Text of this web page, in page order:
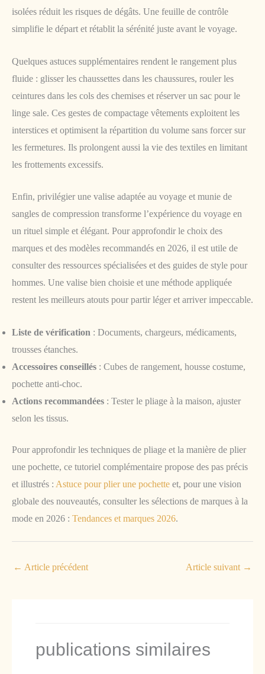
isolées réduit les risques de dégâts. Une feuille de contrôle
simplifie le départ et rétablit la sérénité juste avant le voyage.
Quelques astuces supplémentaires rendent le rangement plus
fluide : glisser les chaussettes dans les chaussures, rouler les
ceintures dans les cols des chemises et réserver un sac pour le
linge sale. Ces gestes de compactage vêtements exploitent les
interstices et optimisent la répartition du volume sans forcer sur
les fermetures. Ils prolongent aussi la vie des textiles en limitant
les frottements excessifs.
Enfin, privilégier une valise adaptée au voyage et munie de
sangles de compression transforme l’expérience du voyage en
un rituel simple et élégant. Pour approfondir le choix des
marques et des modèles recommandés en 2026, il est utile de
consulter des ressources spécialisées et des guides de style pour
hommes. Une valise bien choisie et une méthode appliquée
restent les meilleurs atouts pour partir léger et arriver impeccable.
Liste de vérification : Documents, chargeurs, médicaments,
trousses étanches.
Accessoires conseillés : Cubes de rangement, housse costume,
pochette anti-choc.
Actions recommandées : Tester le pliage à la maison, ajuster
selon les tissus.
Pour approfondir les techniques de pliage et la manière de plier
une pochette, ce tutoriel complémentaire propose des pas précis
et illustrés : Astuce pour plier une pochette et, pour une vision
globale des nouveautés, consulter les sélections de marques à la
mode en 2026 : Tendances et marques 2026.
← Article précédent Article suivant →
publications similaires